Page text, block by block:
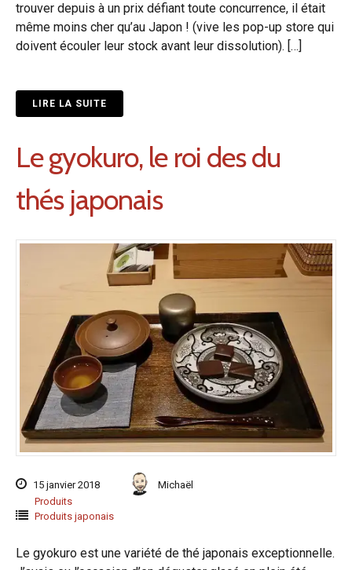
trouver depuis à un prix défiant toute concurrence, il était
même moins cher qu’au Japon ! (vive les pop-up store qui
doivent écouler leur stock avant leur dissolution). […]
LIRE LA SUITE
Le gyokuro, le roi des du
thés japonais
15 janvier 2018
Michaël
Produits
Produits japonais
Le gyokuro est une variété de thé japonais exceptionnelle.